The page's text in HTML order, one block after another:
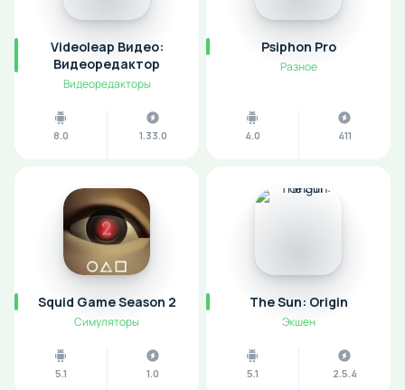
Videoleap Видео:
Видеоредактор
Видеоредакторы
8.0 1.33.0
Psiphon Pro
Разное
4.0 411
Squid Game Season 2
Симуляторы
5.1 1.0
The Sun: Origin
Экшен
5.1 2.5.4